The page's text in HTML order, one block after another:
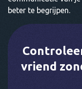
beter te begrijpen.
vriend